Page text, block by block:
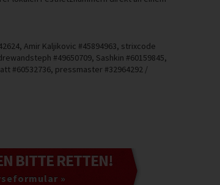
Amir Kaljikovic #45894963, strixcode
#49650709, Sashkin #60159845,
#60532736, pressmaster #32964292 /
BITTE RETTEN!
»